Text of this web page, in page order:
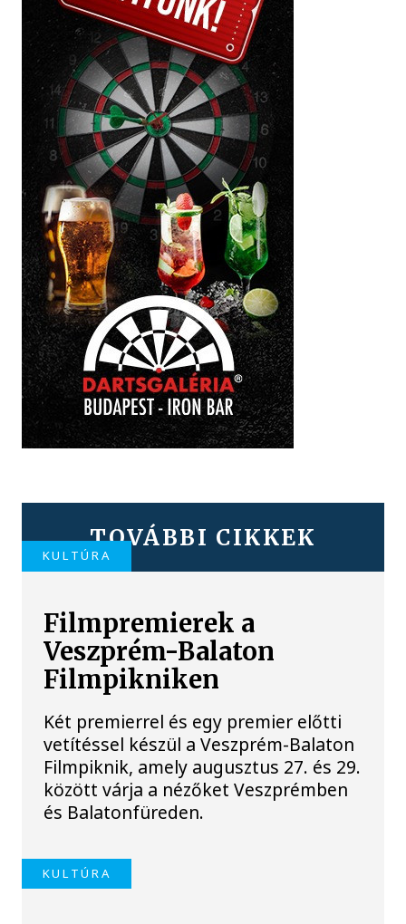
TOVÁBBI CIKKEK
KULTÚRA
Filmpremierek a
Veszprém-Balaton
Filmpikniken
Két premierrel és egy premier előtti
vetítéssel készül a Veszprém-Balaton
Filmpiknik, amely augusztus 27. és 29.
között várja a nézőket Veszprémben
és Balatonfüreden.
KULTÚRA